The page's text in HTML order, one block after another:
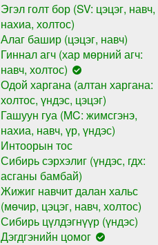
Эгэл голт бор (SV: цэцэг, навч,
нахиа, холтос)
Алаг башир (цэцэг, навч)
Гиннал агч (хар мөрний агч:
навч, холтос)
Одой харгана (алтан харгана:
холтос, үндэс, цэцэг)
Гашуун гуа (MC: жимсгэнэ,
нахиа, навч, үр, үндэс)
Интоорын тос
Сибирь сэрхэлиг (үндэс, гдх:
асганы бамбай)
Жижиг навчит далан хальс
(мөчир, цэцэг, навч, холтос)
Сибирь цүлдэгнүүр (үндэс)
Дэгдгэнийн цомог